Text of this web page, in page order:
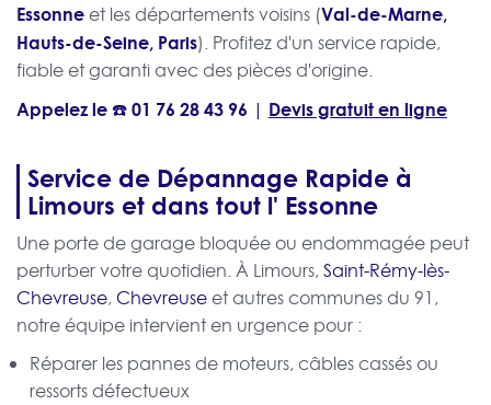
Essonne et les départements voisins (Val-de-Marne,
Hauts-de-Seine, Paris). Profitez d'un service rapide,
fiable et garanti avec des pièces d'origine.
Appelez le ☎️01 76 28 43 96 | Devis gratuit en ligne
Service de Dépannage Rapide à
Limours et dans tout l' Essonne
Une porte de garage bloquée ou endommagée peut
perturber votre quotidien. À Limours, Saint-Rémy-lès-
Chevreuse, Chevreuse et autres communes du 91,
notre équipe intervient en urgence pour :
Réparer les pannes de moteurs, câbles cassés ou
ressorts défectueux